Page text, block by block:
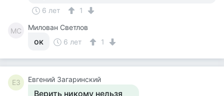
6 лет 1
МС Милован Светлов
ок 6 лет 1
ЕЗ Евгений Загаринский
Верить никому нельзя